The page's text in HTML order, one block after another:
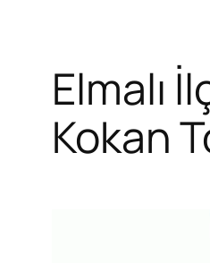
Elmalı
Kokan